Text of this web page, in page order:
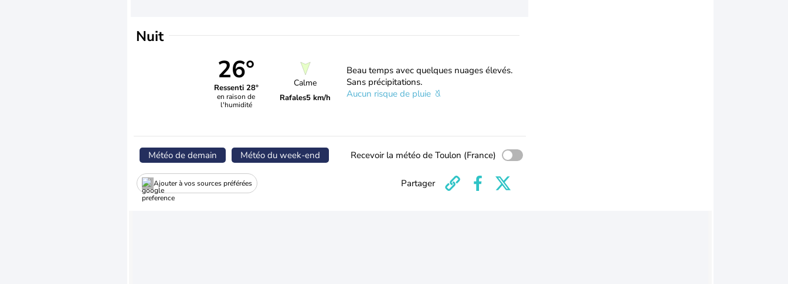
Nuit
26°
Ressenti 28°
en raison de
l'humidité
Calme
Rafales5 km/h
Beau temps avec quelques nuages élevés.
Sans précipitations.
Aucun risque de pluie
Météo de demain Météo du week-end Recevoir la météo de Toulon (France)
Ajouter à vos sources préférées Partager